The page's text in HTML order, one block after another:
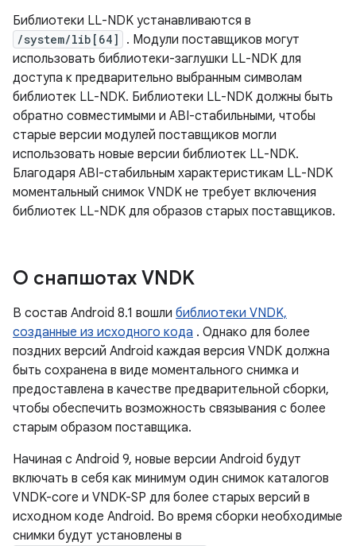
Библиотеки LL-NDK устанавливаются в
/system/lib[64]
. Модули поставщиков могут
использовать библиотеки-заглушки LL-NDK для
доступа к предварительно выбранным символам
библиотек LL-NDK. Библиотеки LL-NDK должны быть
обратно совместимыми и ABI-стабильными, чтобы
старые версии модулей поставщиков могли
использовать новые версии библиотек LL-NDK.
Благодаря ABI-стабильным характеристикам LL-NDK
моментальный снимок VNDK не требует включения
библиотек LL-NDK для образов старых поставщиков.
О снапшотах VNDK
В состав Android 8.1 вошли библиотеки VNDK,
созданные из исходного кода . Однако для более
поздних версий Android каждая версия VNDK должна
быть сохранена в виде моментального снимка и
предоставлена ​​в качестве предварительной сборки,
чтобы обеспечить возможность связывания с более
старым образом поставщика.
Начиная с Android 9, новые версии Android будут
включать в себя как минимум один снимок каталогов
VNDK-core и VNDK-SP для более старых версий в
исходном коде Android. Во время сборки необходимые
снимки будут установлены в